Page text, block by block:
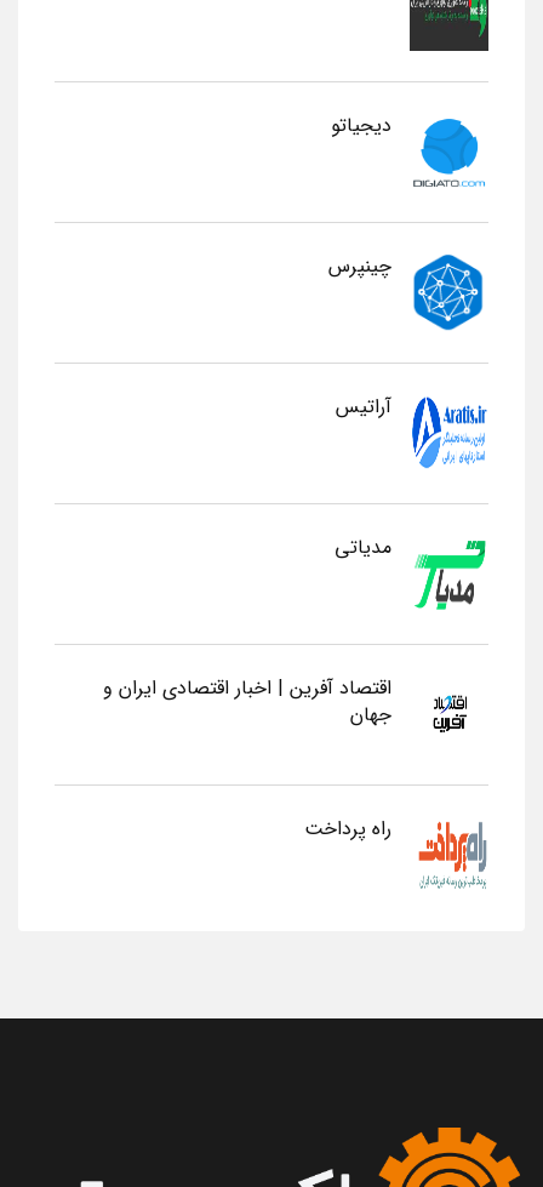
دیجیاتو
چینپرس
آراتیس
مدیاتی
اقتصاد آفرین | اخبار اقتصادی ایران و
جهان
راه پرداخت